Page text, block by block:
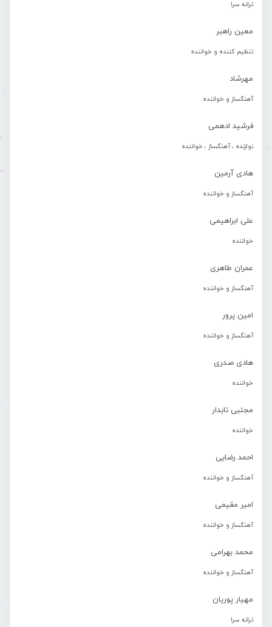
ترانه سرا
معین راهبر
تنظیم کننده و خواننده
مهرشاد
آهنگساز و خواننده
فرشید ادهمی
نوازنده ، آهنگساز ، خواننده
هادی آرمین
آهنگساز و خواننده
علی ابراهیمی
خواننده
عمران طاهری
آهنگساز و خواننده
امین پرور
آهنگساز و خواننده
هادی صدری
خواننده
مجتبی تابدار
خواننده
احمد رضایی
آهنگساز و خواننده
امیر مقیمی
آهنگساز و خواننده
محمد بهرامی
آهنگساز و خواننده
مهیار پوریان
ترانه سرا